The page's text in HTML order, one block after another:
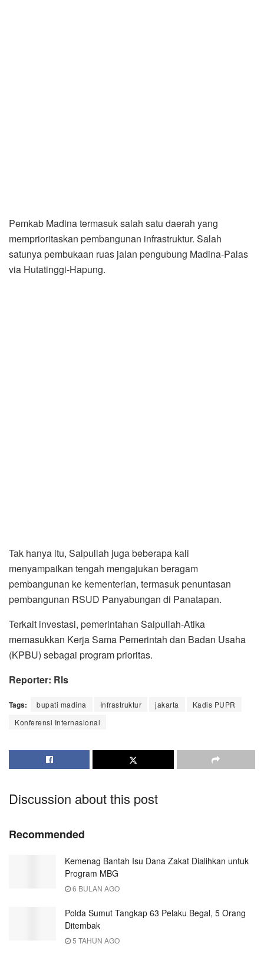
Pemkab Madina termasuk salah satu daerah yang
memprioritaskan pembangunan infrastruktur. Salah
satunya pembukaan ruas jalan pengubung Madina-Palas
via Hutatinggi-Hapung.
Tak hanya itu, Saipullah juga beberapa kali
menyampaikan tengah mengajukan beragam
pembangunan ke kementerian, termasuk penuntasan
pembangunan RSUD Panyabungan di Panatapan.
Terkait investasi, pemerintahan Saipullah-Atika
memasukkan Kerja Sama Pemerintah dan Badan Usaha
(KPBU) sebagai program prioritas.
Reporter: Rls
Tags: bupati madina Infrastruktur jakarta
Kadis PUPR
Konferensi Internasional
Discussion about this post
Recommended
Kemenag Bantah Isu Dana Zakat Dialihkan untuk
Program MBG
6 BULAN AGO
Polda Sumut Tangkap 63 Pelaku Begal, 5 Orang
Ditembak
5 TAHUN AGO